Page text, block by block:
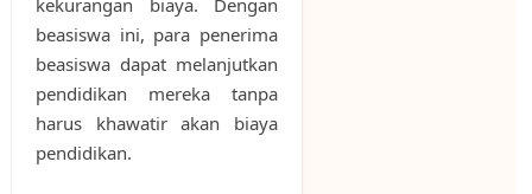
beasiswa ini, para penerima
beasiswa dapat melanjutkan
pendidikan mereka tanpa
harus khawatir akan biaya
pendidikan.